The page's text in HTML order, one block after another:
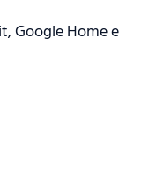
Google Home e